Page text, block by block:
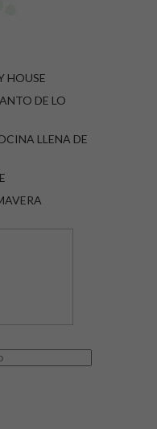
HOUSE
DE LO
LLENA DE